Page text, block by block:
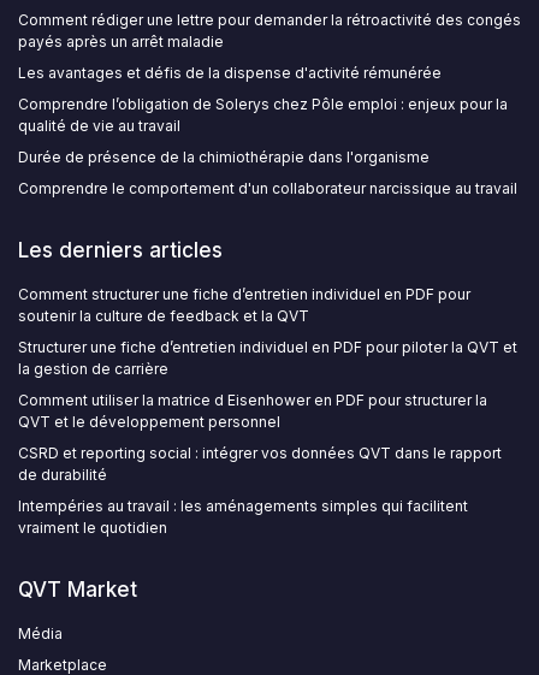
Comment rédiger une lettre pour demander la rétroactivité des congés
payés après un arrêt maladie
Les avantages et défis de la dispense d'activité rémunérée
Comprendre l’obligation de Solerys chez Pôle emploi : enjeux pour la
qualité de vie au travail
Durée de présence de la chimiothérapie dans l'organisme
Comprendre le comportement d'un collaborateur narcissique au travail
Les derniers articles
Comment structurer une fiche d’entretien individuel en PDF pour
soutenir la culture de feedback et la QVT
Structurer une fiche d’entretien individuel en PDF pour piloter la QVT et
la gestion de carrière
Comment utiliser la matrice d Eisenhower en PDF pour structurer la
QVT et le développement personnel
CSRD et reporting social : intégrer vos données QVT dans le rapport
de durabilité
Intempéries au travail : les aménagements simples qui facilitent
vraiment le quotidien
QVT Market
Média
Marketplace